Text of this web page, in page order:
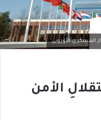
العسكري الأوروبي
الأمن